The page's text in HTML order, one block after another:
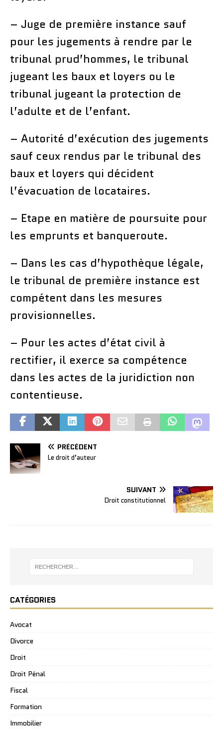
– Juge de première instance sauf
pour les jugements à rendre par le
tribunal prud’hommes, le tribunal
jugeant les baux et loyers ou le
tribunal jugeant la protection de
l’adulte et de l’enfant.
– Autorité d’exécution des jugements
sauf ceux rendus par le tribunal des
baux et loyers qui décident
l’évacuation de locataires.
– Etape en matière de poursuite pour
les emprunts et banqueroute.
– Dans les cas d’hypothèque légale,
le tribunal de première instance est
compétent dans les mesures
provisionnelles.
– Pour les actes d’état civil à
rectifier, il exerce sa compétence
dans les actes de la juridiction non
contentieuse.
PRÉCÉDENT
Le droit d’auteur
SUIVANT
Droit constitutionnel
CATÉGORIES
Avocat
Divorce
Droit
Droit Pénal
Fiscal
Formation
Immobilier